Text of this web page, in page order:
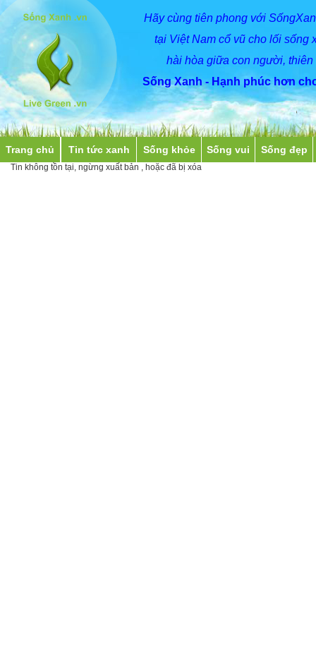
Hãycùng tiên phong với
tại Việt Nam cổ vũ cho lối sống
hài hòa giữa con người, thiên
Sống Xanh - Hạnh phúc hơn
Trang chủ Tin tức xanh Sống khỏe Sống vui Sống đẹp
Tin không tồn tại, ngừng xuất bản , hoặc đã bị xóa